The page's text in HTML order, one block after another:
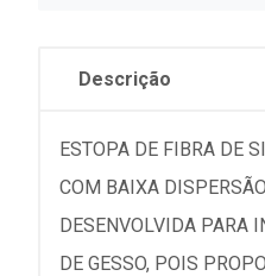
Descrição
ESTOPA DE FIBRA DE
COM BAIXA
DESENVOLVIDA PARA
DE GESSO, POIS